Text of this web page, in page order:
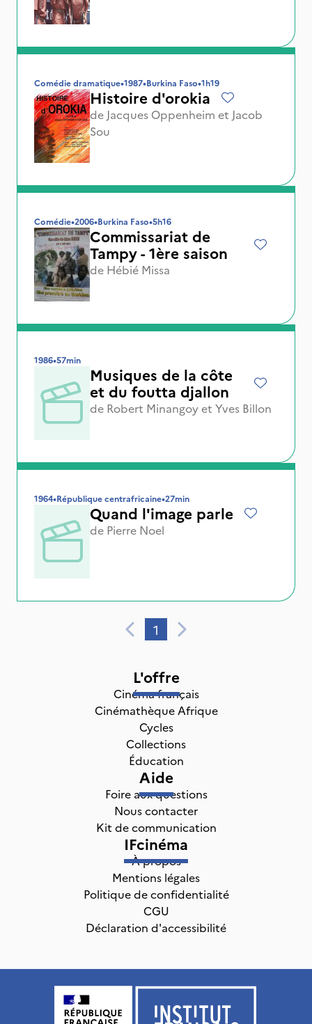
Comédie dramatique•1987•Burkina Faso•1h19
Histoire d'orokia
de Jacques Oppenheim et Jacob
Sou
Comédie•2006•Burkina Faso•5h16
Commissariat de
Tampy - 1ère saison
de Hébié Missa
1986•57min
Musiques de la côte
et du foutta djallon
de Robert Minangoy et Yves Billon
1964•République centrafricaine•27min
Quand l'image parle
de Pierre Noel
1
L'offre
Cinéma français
Cinémathèque Afrique
Cycles
Collections
Éducation
Aide
Foire aux questions
Nous contacter
Kit de communication
IFcinéma
À propos
Mentions légales
Politique de confidentialité
CGU
Déclaration d'accessibilité